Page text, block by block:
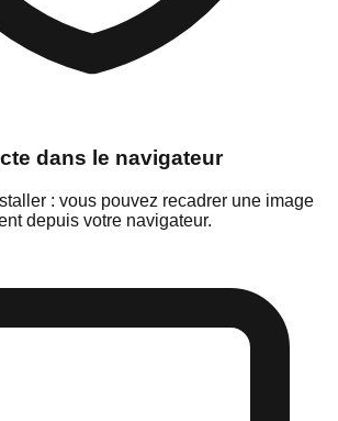
dans le navigateur
: vous pouvez recadrer une image
depuis votre navigateur.